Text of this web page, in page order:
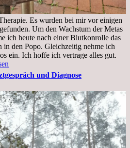
Es wurden bei mir vor einigen
Um den Wachstum der Metas
ich heute nach einer Blutkonrolle das
in den Popo. Gleichzeitig nehme ich
ein. Ich hoffe ich vertrage alles gut.
und Diagnose